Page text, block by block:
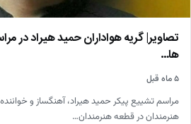
تصاویر| گریه هواداران حمید هیراد در
ها…
۵ ماه قبل
مراسم تشییع پیکر حمید هیراد، آهنگساز و
هنرمندان در قطعه هنرمندان…